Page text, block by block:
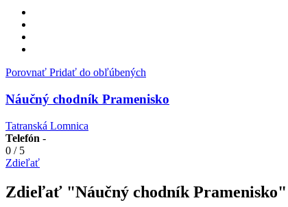
Porovnať Pridať do obľúbených
Náučný chodník Pramenisko
Tatranská Lomnica
Telefón -
0 /5
Zdieľať
Zdieľať "Náučný chodník Pramenisko"